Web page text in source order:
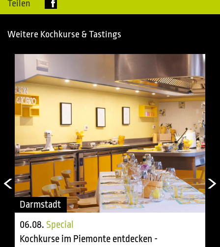
Teilen
Weitere Kochkurse & Tastings
Darmstadt
06.08. Special
Kochkurse im Piemonte entdecken -